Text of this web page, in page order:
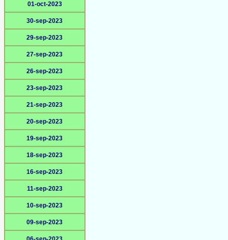
01-oct-2023
30-sep-2023
29-sep-2023
27-sep-2023
26-sep-2023
23-sep-2023
21-sep-2023
20-sep-2023
19-sep-2023
18-sep-2023
16-sep-2023
11-sep-2023
10-sep-2023
09-sep-2023